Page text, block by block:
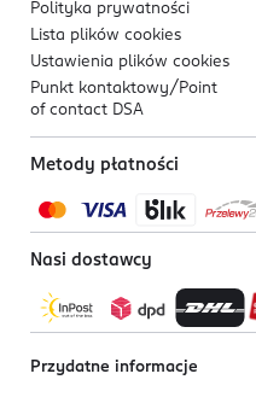
Polityka prywatności
Lista plików cookies
Ustawienia plików cookies
Punkt kontaktowy/ Point
of contact DSA
Metody płatności
Nasi dostawcy
Przydatne informacje